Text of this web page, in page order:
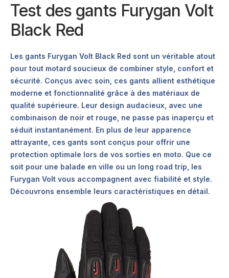
Test des gants Furygan Volt
Black Red
Les gants Furygan Volt Black Red sont un véritable atout
pour tout motard soucieux de combiner style, confort et
sécurité. Conçus avec soin, ces gants allient esthétique
moderne et fonctionnalité grâce à des matériaux de
qualité supérieure. Leur design audacieux, avec une
combinaison de noir et rouge, ne passe pas inaperçu et
séduit instantanément. En plus de leur apparence
attrayante, ces gants sont conçus pour offrir une
protection optimale lors de vos sorties en moto. Que ce
soit pour une balade en ville ou un long road trip, les
Furygan Volt vous accompagnent avec fiabilité et style.
Découvrons ensemble leurs caractéristiques en détail.